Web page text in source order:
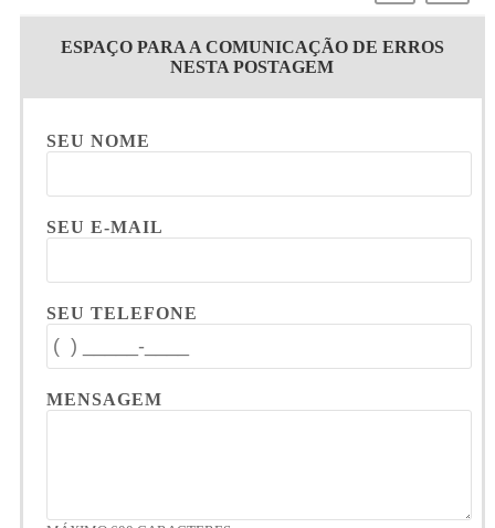
ESPAÇO PARA A COMUNICAÇÃO DE ERROS
NESTA POSTAGEM
SEU NOME
SEU E-MAIL
SEU TELEFONE
MENSAGEM